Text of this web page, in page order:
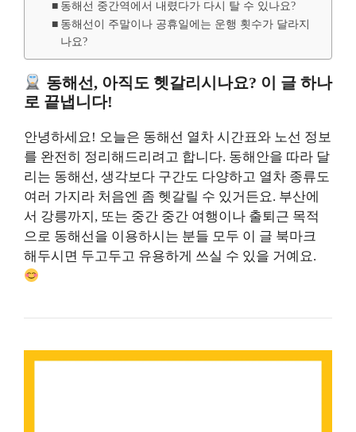
동해선 중간역에서 내렸다가 다시 탈 수 있나요?
동해선이 주말이나 공휴일에는 운행 횟수가 달라지
나요?
동해선, 아직도 헷갈리시나요? 이 글 하나
로 끝냅니다!
안녕하세요! 오늘은 동해선 열차 시간표와 노선 정보
를 완전히 정리해드리려고 합니다. 동해안을 따라 달
리는 동해선, 생각보다 구간도 다양하고 열차 종류도
여러 가지라 처음엔 좀 헷갈릴 수 있거든요. 부산에
서 강릉까지, 또는 중간 중간 여행이나 출퇴근 목적
으로 동해선을 이용하시는 분들 모두 이 글 북마크
해두시면 두고두고 유용하게 쓰실 수 있을 거예요.